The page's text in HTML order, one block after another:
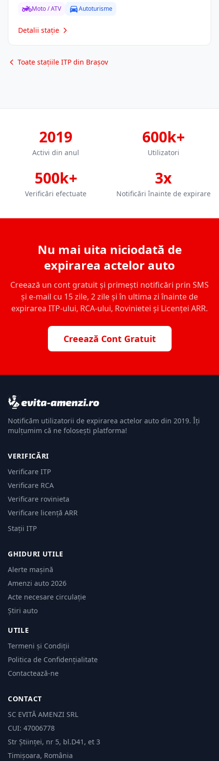
Moto / ATV Autoturisme
Detalii stație
Toate stațiile ITP din Brașov
2019
Activi din anul
600k+
Utilizatori
500k+
Verificări efectuate
3x
Notificări înainte de expirare
Nu mai uita niciodată de
expirarea actelor auto
Creează un cont gratuit și primești notificări prin SMS
și e-mail cu 15 zile, 2 zile și în ultima zi înainte de
expirarea ITP-ului, RCA-ului, Rovinietei și Licenței ARR.
Creează Cont Gratuit
Notificăm utilizatorii de expirarea actelor auto din 2019. Îți
mulțumim că ne folosești platforma!
VERIFICĂRI
Verificare ITP
Verificare RCA
Verificare rovinieta
Verificare licență ARR
Stații ITP
GHIDURI UTILE
Alerte mașină
Amenzi auto 2026
Acte necesare circulație
Știri auto
UTILE
Termeni și Condiții
Politica de Confidențialitate
Contactează-ne
CONTACT
SC EVITĂ AMENZI SRL
CUI: 47006778
Str Științei, nr 5, bl.D41, et 3
Timișoara, România